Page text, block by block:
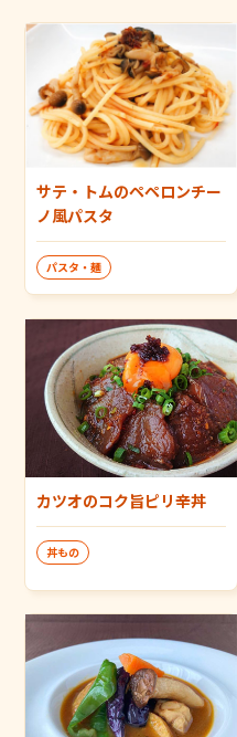
サテ・トムのペペロンチー
ノ風パスタ
パスタ・麺
カツオのコク旨ピリ辛丼
丼もの